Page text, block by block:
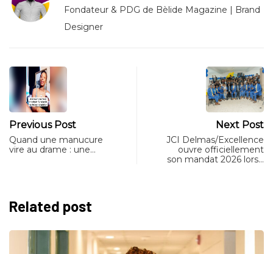
Fondateur & PDG de Bèlide Magazine | Brand
Designer
Previous Post
Quand une manucure
vire au drame : une…
Next Post
JCI Delmas/Excellence
ouvre officiellement
son mandat 2026 lors…
Related post